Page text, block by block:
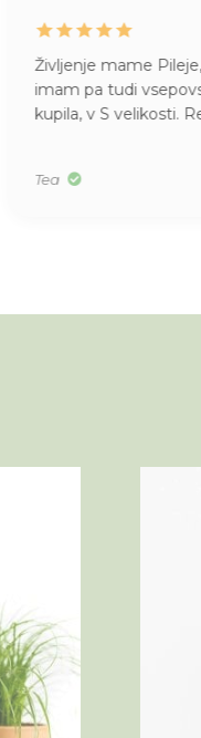
Življenje mame
imam pa tudi
kupila, v S velikosti.
Tea